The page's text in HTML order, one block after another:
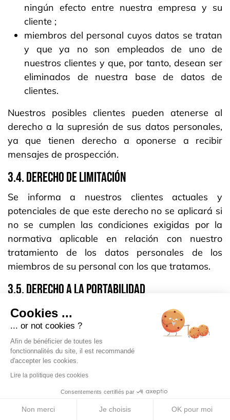
ningún efecto entre nuestra empresa y su
cliente ;
miembros del personal cuyos datos se tratan
y que ya no son empleados de uno de
nuestros clientes y que, por tanto, desean ser
eliminados de nuestra base de datos de
clientes.
Nuestros posibles clientes pueden atenerse al
derecho a la supresión de sus datos personales,
ya que tienen derecho a oponerse a recibir
mensajes de prospección.
3.4. DERECHO DE LIMITACIÓN
Se informa a nuestros clientes actuales y
potenciales de que este derecho no se aplicará si
no se cumplen las condiciones exigidas por la
normativa aplicable en relación con nuestro
tratamiento de los datos personales de los
miembros de su personal con los que tratamos.
3.5. DERECHO A LA PORTABILIDAD
Se informa a nuestros clientes actuales y
potenciales de que este derecho no se aplicará si
no se cumplen las condiciones exigidas por la
normativa aplicable en relación con nuestro
tratamiento de los datos personales de los
miembros de su personal con los que tratamos.
Cookies ...
... or not cookies ?
Afin de bénéficier de toutes les
fonctionnalités du site, il est recommandé
d'accepter les cookies.
Lire la politique des cookies
Consentements certifiés par
Non merci Je choisis OK pour moi